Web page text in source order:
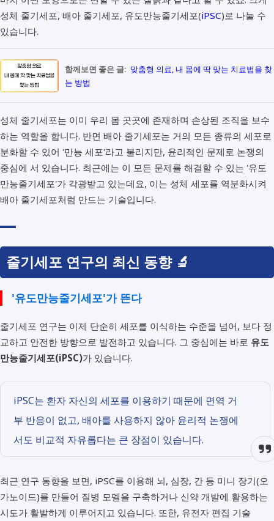
성체 줄기세포, 배아 줄기세포, 유도만능줄기세포(iPSC)로 나눌 수
있습니다.
함께보면 좋은 글: 맞춤형 의료, 내 몸에 딱 맞는 치료법을 찾
는 방법
성체 줄기세포는 이미 우리 몸 곳곳에 존재하며 손상된 조직을 보수
하는 역할을 합니다. 반면 배아 줄기세포는 거의 모든 종류의 세포로
분화할 수 있어 '만능 세포'라고 불리지만, 윤리적인 문제로 논쟁의
중심에 서 있습니다. 최근에는 이 모든 문제를 해결할 수 있는 '유도
만능줄기세포'가 각광받고 있는데요, 이는 성체 세포를 역분화시켜
배아 줄기세포처럼 만드는 기술입니다.
줄기세포 연구의 최신 동향 🔬
'유도만능줄기세포'가 뜬다
줄기세포 연구는 이제 단순히 세포를 이식하는 수준을 넘어, 보다 정
교하고 안전한 방향으로 발전하고 있습니다. 그 중심에는 바로 유도
만능줄기세포(iPSC)가 있습니다.
iPSC는 환자 자신의 세포를 이용하기 때문에 면역 거
부 반응이 없고, 배아를 사용하지 않아 윤리적 논쟁에
서도 비교적 자유롭다는 큰 장점이 있습니다.
최근 연구 동향을 보면, iPSC를 이용해 뇌, 심장, 간 등 미니 장기(오
가노이드)를 만들어 질병 모델을 구축하거나 신약 개발에 활용하는
시도가 활발하게 이루어지고 있습니다. 또한, 유전자 편집 기술